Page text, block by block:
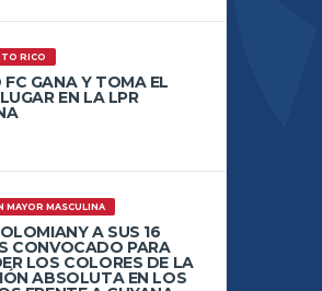
RICO
GANA Y TOMA EL
EN LA LPR
MAYOR MASCULINA
A SUS 16
CONVOCADO PARA
LOS COLORES DE LA
ABSOLUTA EN LOS